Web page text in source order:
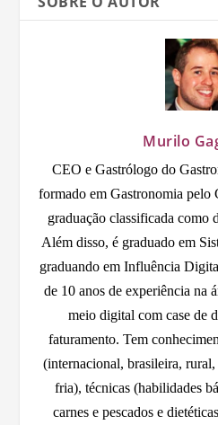
Murilo
CEO e Gastrólogo do
formado em Gastronomia pelo
graduação classificada como
Além disso, é graduado em
graduando em Influência
de 10 anos de experiência na
meio digital com case de
faturamento. Tem
(internacional, brasileira,
fria), técnicas (habilidades
carnes e pescados e